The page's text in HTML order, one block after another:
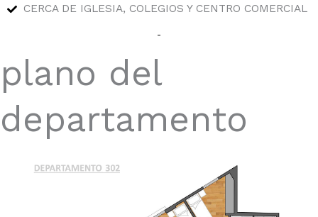
CERCA DE IGLESIA, COLEGIOS Y CENTRO COMERCIAL
plano del
departamento